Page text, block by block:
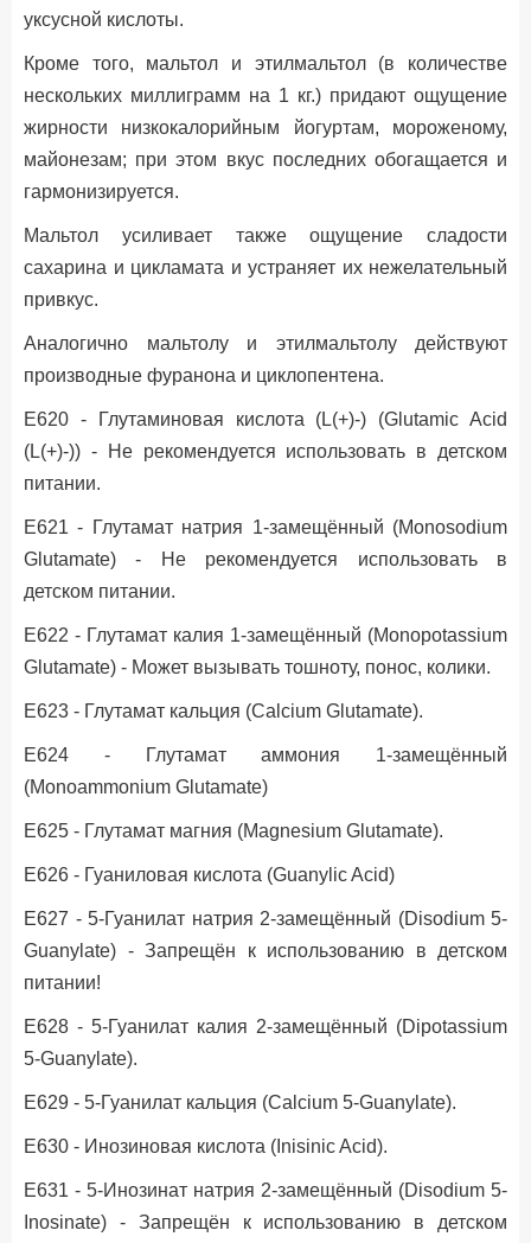
уксусной кислоты.
Кроме того, мальтол и этилмальтол (в количестве
нескольких миллиграмм на 1 кг.) придают ощущение
жирности низкокалорийным йогуртам, мороженому,
майонезам; при этом вкус последних обогащается и
гармонизируется.
Мальтол усиливает также ощущение сладости
сахарина и цикламата и устраняет их нежелательный
привкус.
Аналогично мальтолу и этилмальтолу действуют
производные фуранона и циклопентена.
Е620 - Глутаминовая кислота (L(+)-) (Glutamic Acid
(L(+)-)) - Не рекомендуется использовать в детском
питании.
Е621 - Глутамат натрия 1-замещённый (Monosodium
Glutamate) - Не рекомендуется использовать в
детском питании.
Е622 - Глутамат калия 1-замещённый (Monopotassium
Glutamate) - Может вызывать тошноту, понос, колики.
Е623 - Глутамат кальция (Calcium Glutamate).
Е624 - Глутамат аммония 1-замещённый
(Monoammonium Glutamate)
Е625 - Глутамат магния (Magnesium Glutamate).
Е626 - Гуаниловая кислота (Guanylic Acid)
Е627 - 5-Гуанилат натрия 2-замещённый (Disodium 5-
Guanylate) - Запрещён к использованию в детском
питании!
Е628 - 5-Гуанилат калия 2-замещённый (Dipotassium
5-Guanylate).
Е629 - 5-Гуанилат кальция (Calcium 5-Guanylate).
Е630 - Инозиновая кислота (Inisinic Acid).
Е631 - 5-Инозинат натрия 2-замещённый (Disodium 5-
Inosinate) - Запрещён к использованию в детском